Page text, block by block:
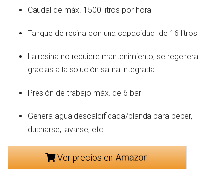
Caudal de máx. 1500 litros por hora
Tanque de resina con una capacidad de 16 litros
La resina no requiere mantenimiento, se regenera
gracias a la solución salina integrada
Presión de trabajo máx. de 6 bar
Genera agua descalcificada/blanda para beber,
ducharse, lavarse, etc.
Ver precios en